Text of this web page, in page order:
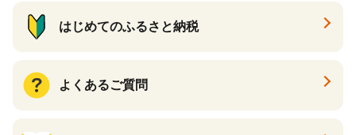
はじめてのふるさと納税
よくあるご質問